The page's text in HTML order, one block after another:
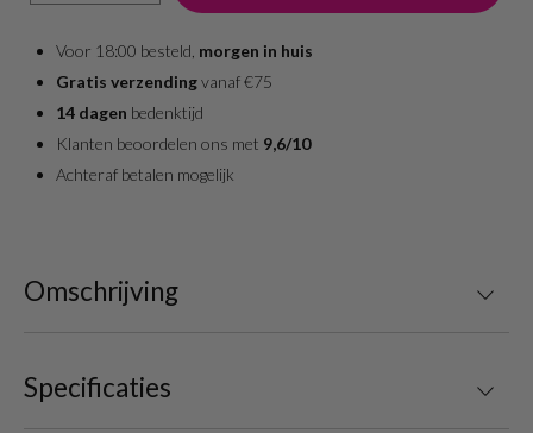
Voor 18:00 besteld, morgen in huis
Gratis verzendingvanaf €75
14 dagen bedenktijd
Klanten beoordelen ons met 9,6/10
Achteraf betalen mogelijk
Omschrijving
Specificaties